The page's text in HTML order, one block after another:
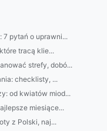
7 pytań o uprawni...
tracą klie...
strefy, dobó...
checklisty, ...
od kwiatów miod...
miesiące...
z Polski, naj...